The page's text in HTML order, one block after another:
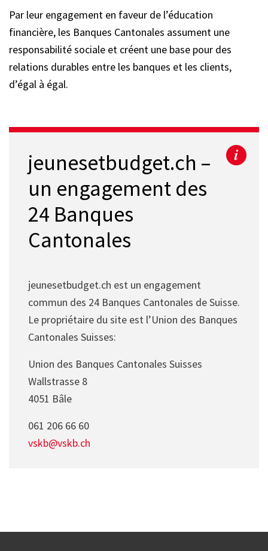
Par leur engagement en faveur de l’éducation
financière, les Banques Cantonales assument une
responsabilité sociale et créent une base pour des
relations durables entre les banques et les clients,
d’égal à égal.
jeunesetbudget.ch –
un engagement des
24 Banques
Cantonales
jeunesetbudget.ch est un engagement
commun des 24 Banques Cantonales de Suisse.
Le propriétaire du site est l’Union des Banques
Cantonales Suisses:
Union des Banques Cantonales Suisses
Wallstrasse 8
4051 Bâle
061 206 66 60
vskb@vskb.ch